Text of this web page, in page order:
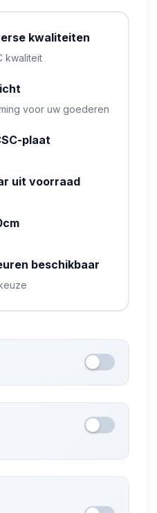
kwaliteiten
kwaliteit
voor uw goederen
plaat
uit voorraad
beschikbaar